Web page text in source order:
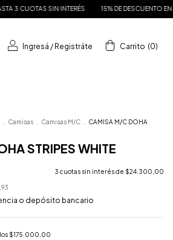
15% DE DESCUENTO EN TRANSFERENCIA
Ingresá / Registráte Carrito (0)
Camisas Camisas M/C
CAMISA M/C DOHA
STRIPES WHITE
3 cuotas sin interés de $24.300,00
o depósito bancario
$175.000,00